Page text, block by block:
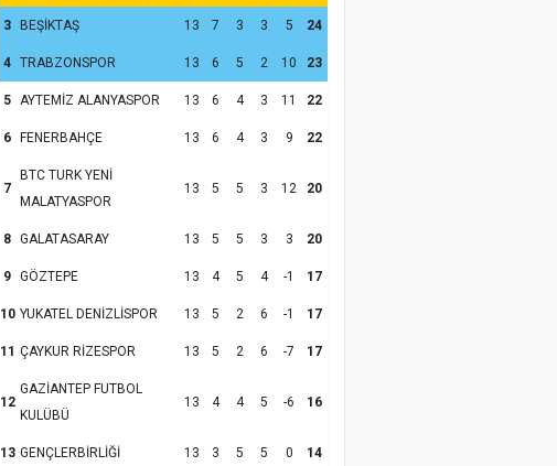
3 BEŞİKTAŞ 13 7 3 3 5 24
4 TRABZONSPOR 13 6 5 2 10 23
5 AYTEMİZ ALANYASPOR 13 6 4 3 11 22
6 FENERBAHÇE 13 6 4 3 9 22
7
BTC TURK YENİ
MALATYASPOR
13 5 5 3 12 20
8 GALATASARAY 13 5 5 3 3 20
9 GÖZTEPE 13 4 5 4 -1 17
10 YUKATEL DENİZLİSPOR 13 5 2 6 -1 17
11 ÇAYKUR RİZESPOR 13 5 2 6 -7 17
12
GAZİANTEP FUTBOL
KULÜBÜ
13 4 4 5 -6 16
13 GENÇLERBİRLİĞİ 13 3 5 5 0 14